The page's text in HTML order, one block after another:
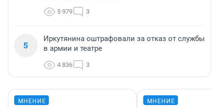
5 979 3
5
Иркутянина оштрафовали за отказ от службы
в армии и театре
4 836 3
МНЕНИЕ МНЕНИЕ